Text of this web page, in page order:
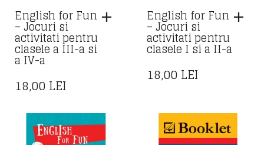
English for Fun
– Jocuri si
activitati pentru
clasele a III-a si
a IV-a
18,00 LEI
English for Fun
– Jocuri si
activitati pentru
clasele I si a II-a
18,00 LEI